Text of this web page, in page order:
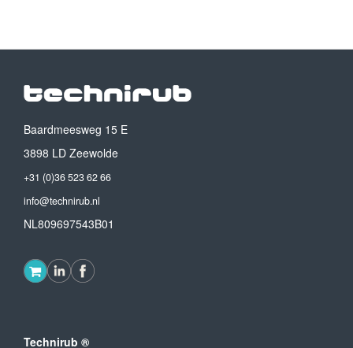
Baardmeesweg 15 E
3898 LD Zeewolde
+31 (0)36 523 62 66
info@technirub.nl
NL809697543B01
Technirub ®